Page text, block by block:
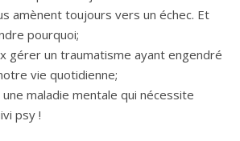
amènent toujours vers un échec. Et
pourquoi;
gérer un traumatisme ayant engendré
vie quotidienne;
maladie mentale qui nécessite
psy !